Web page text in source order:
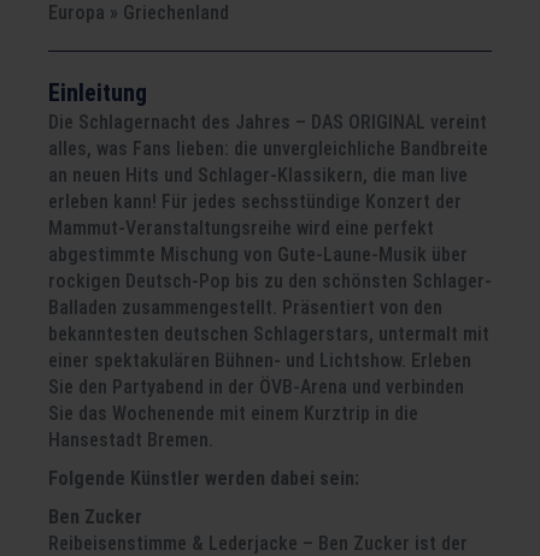
Europa » Griechenland
Einleitung
Die Schlagernacht des Jahres – DAS ORIGINAL vereint
alles, was Fans lieben: die unvergleichliche Bandbreite
an neuen Hits und Schlager-Klassikern, die man live
erleben kann! Für jedes sechsstündige Konzert der
Mammut-Veranstaltungsreihe wird eine perfekt
abgestimmte Mischung von Gute-Laune-Musik über
rockigen Deutsch-Pop bis zu den schönsten Schlager-
Balladen zusammengestellt. Präsentiert von den
bekanntesten deutschen Schlagerstars, untermalt mit
einer spektakulären Bühnen- und Lichtshow. Erleben
Sie den Partyabend in der ÖVB-Arena und verbinden
Sie das Wochenende mit einem Kurztrip in die
Hansestadt Bremen.
Folgende Künstler werden dabei sein:
Ben Zucker
Reibeisenstimme & Lederjacke – Ben Zucker ist der